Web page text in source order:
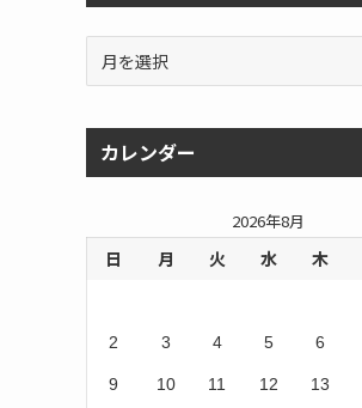
イ
カレンダー
2026年8月
日 月 火 水 木
2 3 4 5 6
9 10 11 12 13